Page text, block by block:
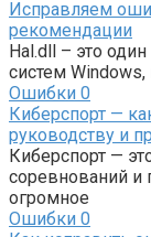
Исправляем
рекомендации
Hal.dll – это
систем
Ошибки 0
Киберспорт —
руководству и
Киберспорт —
соревнований и
огромное
Ошибки 0